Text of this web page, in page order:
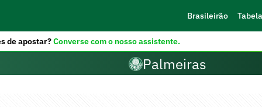
Brasileirão
de apostar?Converse com o nosso assistente.
Palmeiras